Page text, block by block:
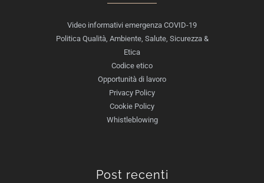
Video informativi emergenza COVID-19
Politica Qualità, Ambiente, Salute, Sicurezza &
Etica
Codice etico
Opportunità di lavoro
Privacy Policy
Cookie Policy
Whistleblowing
Post recenti